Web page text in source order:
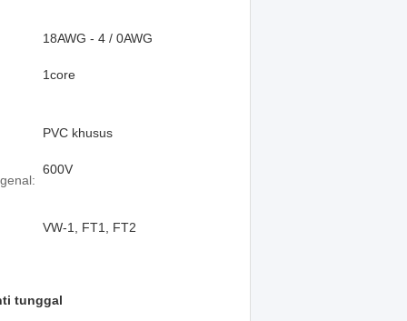
18AWG - 4 / 0AWG
1core
PVC khusus
600V
VW-1, FT1, FT2
tunggal